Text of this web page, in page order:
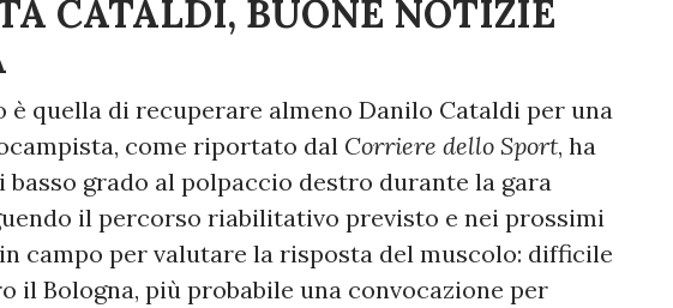
CATALDI, BUONE NOTIZIE
è quella di recuperare almeno Danilo Cataldi per una
come riportato dal Corriere dello Sport, ha
grado al polpaccio destro durante la gara
il percorso riabilitativo previsto e nei prossimi
campo per valutare la risposta del muscolo: difficile
il Bologna, più probabile una convocazione per